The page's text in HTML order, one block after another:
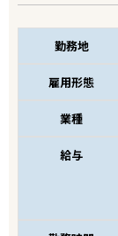
勤務地
雇用形態
業種
給与